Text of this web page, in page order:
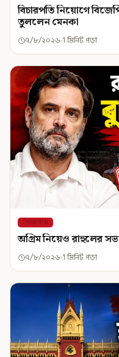
বিচারপতি নিয়োগে
তুললেন মেনকা
৭/৮/২০২৬ 1 মিনিট পড়া
শিরোনাম
অগ্রিম নিয়েও রাহুলের
৭/৮/২০২৬ 1 মিনিট পড়া